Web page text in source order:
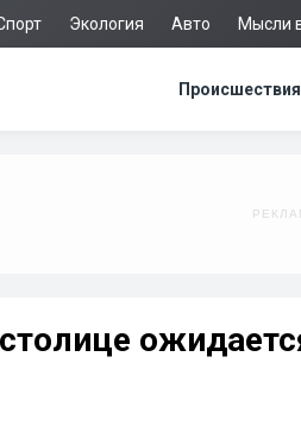
Экология Авто Мысли
Происшествия